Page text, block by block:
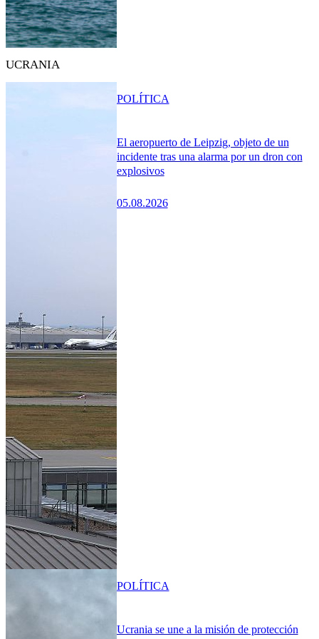
UCRANIA
El aeropuerto de Leipzig, objeto de un
incidente tras una alarma por un dron con
explosivos
05.08.2026
POLÍTICA
Ucrania se une a la misión de protección
POLÍTICA